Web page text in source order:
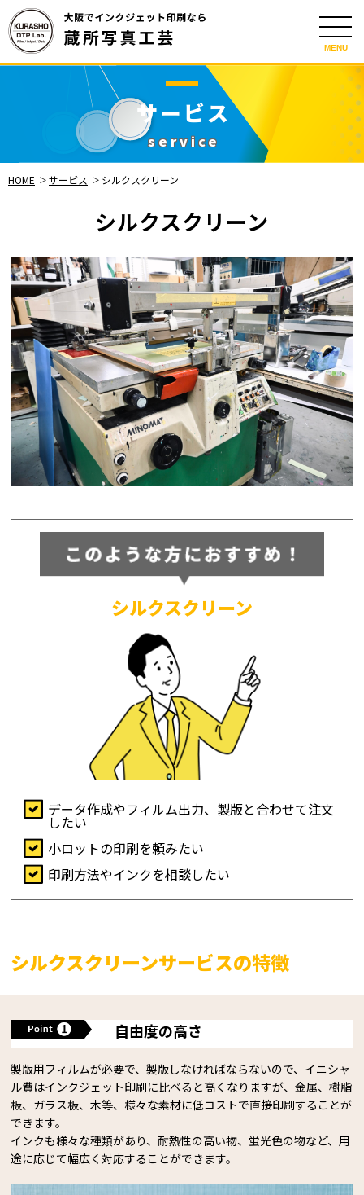
MENU
サービス
service
HOME サービス シルクスクリーン
シルクスクリーン
シルクスクリーン
データ作成やフィルム出力、製版と合わせて注文
したい
小ロットの印刷を頼みたい
印刷方法やインクを相談したい
シルクスクリーンサービスの特徴
自由度の高さ
製版用フィルムが必要で、製版しなければならないので、イニシャ
ル費はインクジェット印刷に比べると高くなりますが、金属、樹脂
板、ガラス板、木等、様々な素材に低コストで直接印刷することが
できます。
インクも様々な種類があり、耐熱性の高い物、蛍光色の物など、用
途に応じて幅広く対応することができます。